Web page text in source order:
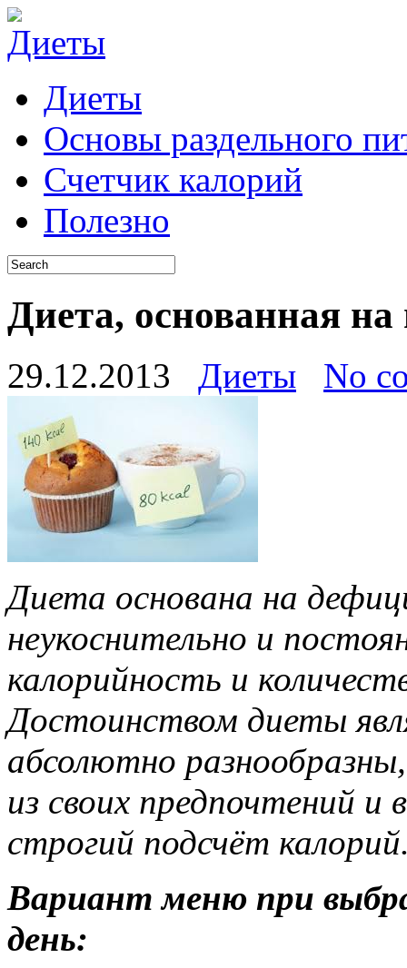
Диеты
Основы раздельного
Счетчик калорий
Полезно
Диета, основанная на
29.12.2013 Диеты No
Диета основана на
неукоснительно и
калорийность и
Достоинством диеты
абсолютно
из своих предпочтений и
строгий подсчёт
Вариант меню при
день: